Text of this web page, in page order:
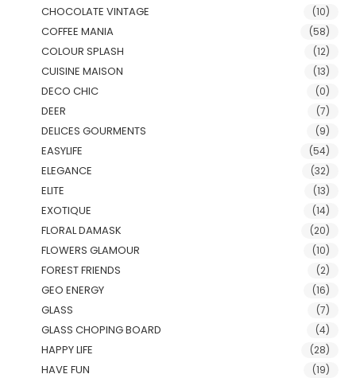
CHOCOLATE VINTAGE (10)
COFFEE MANIA (58)
COLOUR SPLASH (12)
CUISINE MAISON (13)
DECO CHIC (0)
DEER (7)
DELICES GOURMENTS (9)
EASYLIFE (54)
ELEGANCE (32)
ELITE (13)
EXOTIQUE (14)
FLORAL DAMASK (20)
FLOWERS GLAMOUR (10)
FOREST FRIENDS (2)
GEO ENERGY (16)
GLASS (7)
GLASS CHOPING BOARD (4)
HAPPY LIFE (28)
HAVE FUN (19)